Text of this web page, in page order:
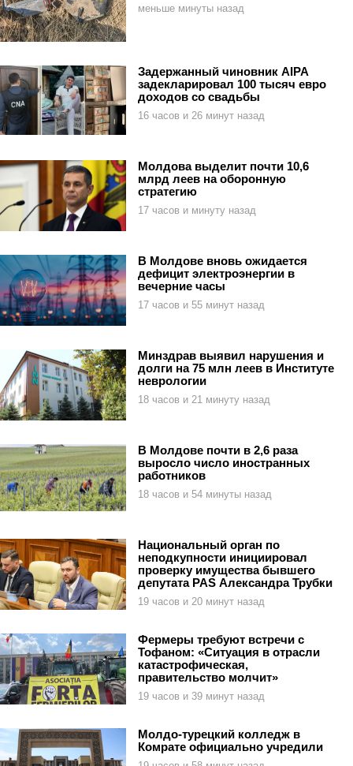
меньше минуты назад
Задержанный чиновник AIPA
задекларировал 100 тысяч евро
доходов со свадьбы
16 часов и 26 минут назад
Молдова выделит почти 10,6
млрд леев на оборонную
стратегию
17 часов и минуту назад
В Молдове вновь ожидается
дефицит электроэнергии в
вечерние часы
17 часов и 55 минут назад
Минздрав выявил нарушения и
долги на 75 млн леев в Институте
неврологии
18 часов и 21 минуту назад
В Молдове почти в 2,6 раза
выросло число иностранных
работников
18 часов и 54 минуты назад
Национальный орган по
неподкупности инициировал
проверку имущества бывшего
депутата PAS Александра Трубки
19 часов и 20 минут назад
Фермеры требуют встречи с
Тофаном: «Ситуация в отрасли
катастрофическая,
правительство молчит»
19 часов и 39 минут назад
Молдо-турецкий колледж в
Комрате официально учредили